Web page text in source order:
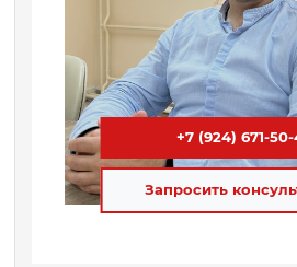
+7 (924) 671-
Запросить